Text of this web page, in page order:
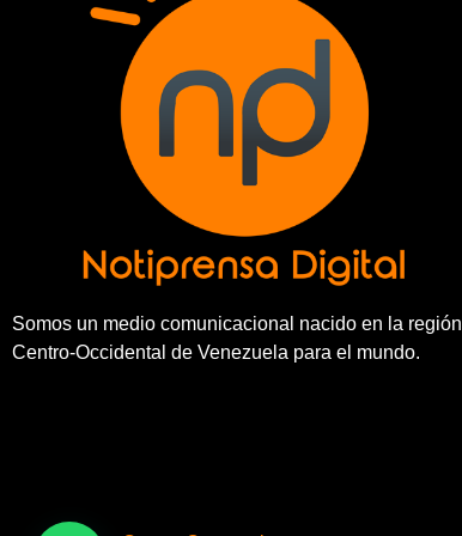
Somos un medio comunicacional nacido en la región
Centro-Occidental de Venezuela para el mundo.